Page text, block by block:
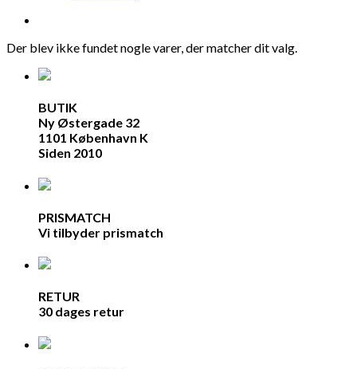
Der blev ikke fundet nogle varer, der matcher dit valg.
BUTIK
Ny Østergade 32
1101 København K
Siden 2010
PRISMATCH
Vi tilbyder prismatch
RETUR
30 dages retur